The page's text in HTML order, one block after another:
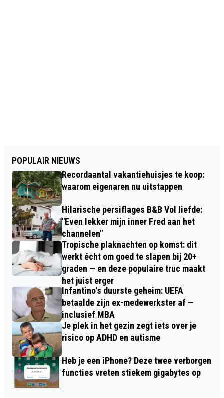
POPULAIR NIEUWS
Recordaantal vakantiehuisjes te koop:
waarom eigenaren nu uitstappen
Hilarische persiflages B&B Vol liefde:
"Even lekker mijn inner Fred aan het
channelen"
Tropische plaknachten op komst: dit
werkt écht om goed te slapen bij 20+
graden — en deze populaire truc maakt
het juist erger
Infantino's duurste geheim: UEFA
betaalde zijn ex-medewerkster af —
inclusief MBA
Je plek in het gezin zegt iets over je
risico op ADHD en autisme
Heb je een iPhone? Deze twee verborgen
functies vreten stiekem gigabytes op